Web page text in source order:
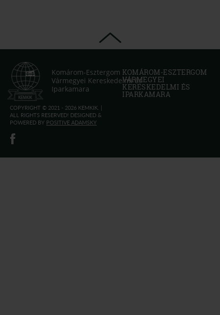
Komárom-Esztergom
Vármegyei Kereskedelmi és
Iparkamara
COPYRIGHT © 2021 - 2026 KEMKIK. |
ALL RIGHTS RESERVED! DESIGNED &
POWERED BY POSITIVE ADAMSKY
KOMÁROM-ESZTERGOM
VÁRMEGYEI
KERESKEDELMI ÉS
IPARKAMARA